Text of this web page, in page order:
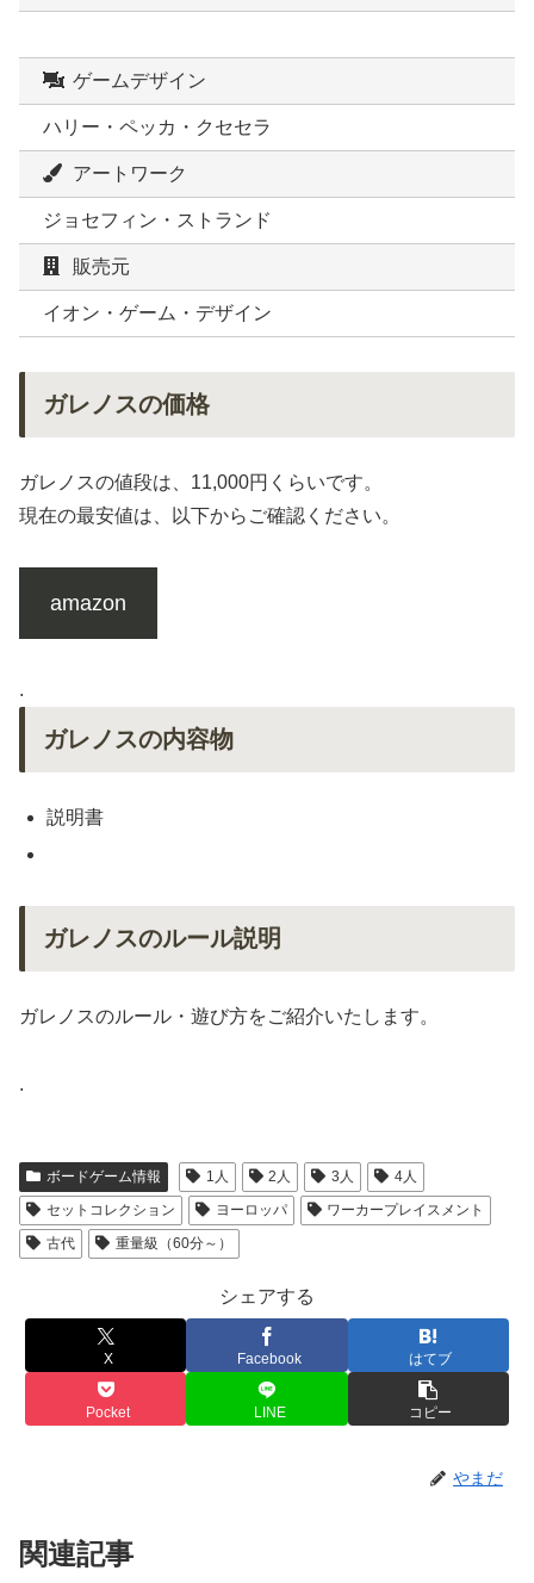
ゲームデザイン
ハリー・ペッカ・クセセラ
アートワーク
ジョセフィン・ストランド
販売元
イオン・ゲーム・デザイン
ガレノスの価格
ガレノスの値段は、11,000円くらいです。
現在の最安値は、以下からご確認ください。
amazon
.
ガレノスの内容物
説明書
ガレノスのルール説明
ガレノスのルール・遊び方をご紹介いたします。
.
ボードゲーム情報 1人 2人 3人
4人
セットコレクション
ヨーロッパ
ワーカープレイスメント
古代
重量級（60分～）
シェアする
X Facebook はてブ
Pocket LINE コピー
やまだ
関連記事